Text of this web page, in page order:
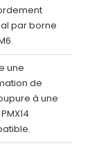
par borne
une
de
à une